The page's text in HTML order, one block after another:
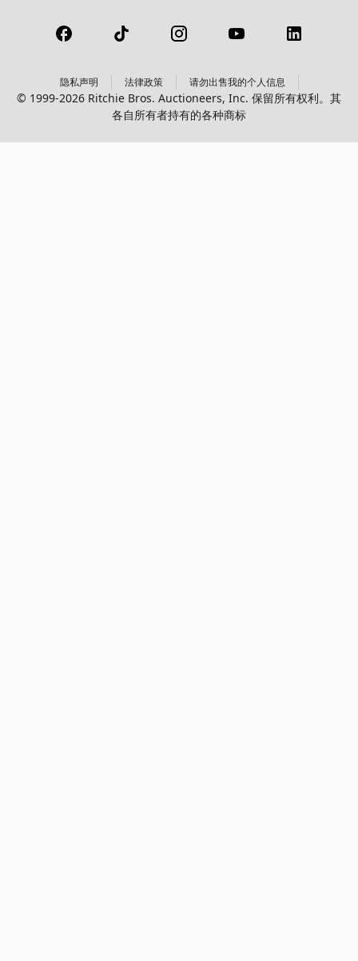
隐私声明 法律政策 请勿出售我的个人信息
© 1999-2026 Ritchie Bros. Auctioneers, Inc. 保留所有权利。其
各自所有者持有的各种商标